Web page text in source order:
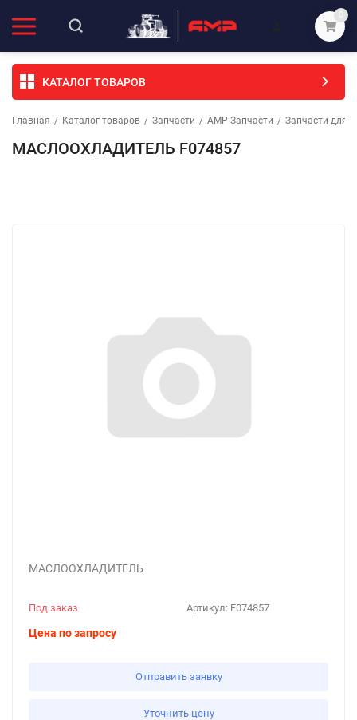
0
КАТАЛОГ ТОВАРОВ
Главная / Каталог товаров / Запчасти / АМР Запчасти / Запчасти для
МАСЛООХЛАДИТЕЛЬ F074857
МАСЛООХЛАДИТЕЛЬ
Артикул: F074857
Под заказ
Цена по запросу
Отправить заявку
Уточнить цену